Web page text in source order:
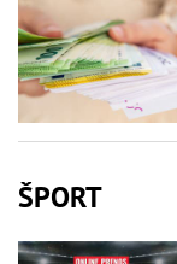
ŠPORT